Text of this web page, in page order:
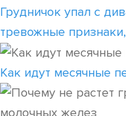
Грудничок упал с
тревожные
Как идут месячные